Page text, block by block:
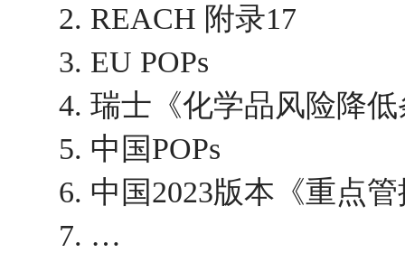
2. REACH 附录17
3. EU POPs
4. 瑞士《化学品风险降
5. 中国POPs
6. 中国2023版本《重点
7. …